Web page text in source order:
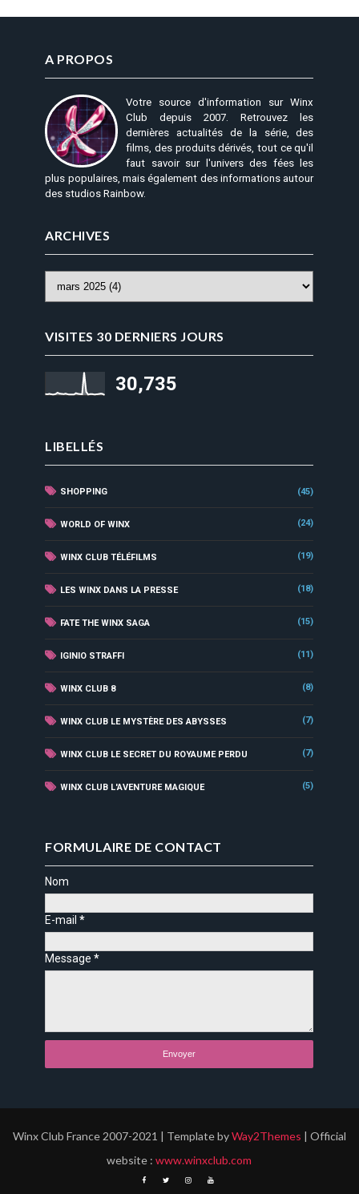
A PROPOS
Votre source d'information sur Winx
Club depuis 2007. Retrouvez les
dernières actualités de la série, des
films, des produits dérivés, tout ce qu'il
faut savoir sur l'univers des fées les
plus populaires, mais également des informations autour
des studios Rainbow.
ARCHIVES
VISITES 30 DERNIERS JOURS
30,735
LIBELLÉS
SHOPPING (45)
WORLD OF WINX (24)
WINX CLUB TÉLÉFILMS (19)
LES WINX DANS LA PRESSE (18)
FATE THE WINX SAGA (15)
IGINIO STRAFFI (11)
WINX CLUB 8 (8)
WINX CLUB LE MYSTÈRE DES ABYSSES (7)
WINX CLUB LE SECRET DU ROYAUME PERDU (7)
WINX CLUB L'AVENTURE MAGIQUE (5)
FORMULAIRE DE CONTACT
Nom
E-mail*
Message*
Winx Club France 2007-2021 | Template byWay2Themes | Official
website :www.winxclub.com